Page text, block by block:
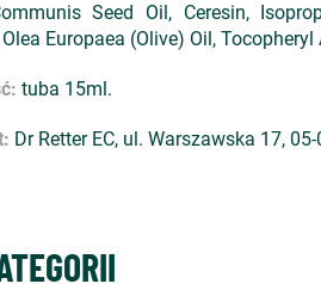
Seed Oil, Ceresin,
Europaea (Olive) Oil,
tuba 15ml.
Dr Retter EC, ul. Warszawska 17,